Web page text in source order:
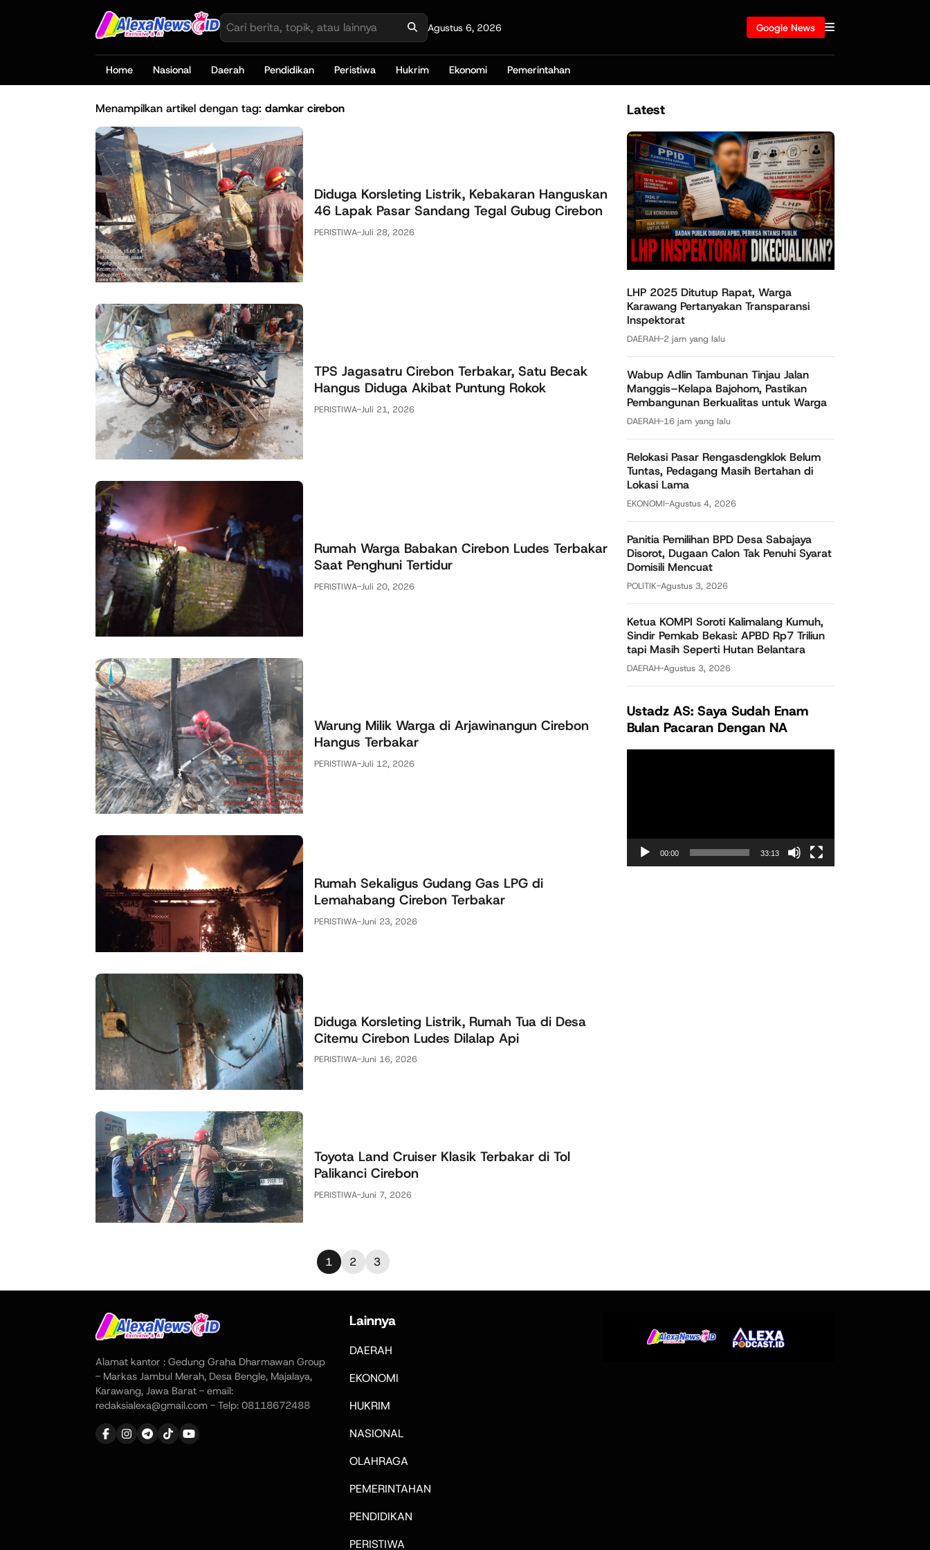
Agustus 6, 2026 Google News
Home Nasional Daerah Pendidikan Peristiwa Hukrim Ekonomi Pemerintahan
Menampilkan artikel dengan tag: damkar cirebon
Diduga Korsleting Listrik, Kebakaran Hanguskan
46 Lapak Pasar Sandang Tegal Gubug Cirebon
PERISTIWA-Juli 28, 2026
TPS Jagasatru Cirebon Terbakar, Satu Becak
Hangus Diduga Akibat Puntung Rokok
PERISTIWA-Juli 21, 2026
Rumah Warga Babakan Cirebon Ludes Terbakar
Saat Penghuni Tertidur
PERISTIWA-Juli 20, 2026
Warung Milik Warga di Arjawinangun Cirebon
Hangus Terbakar
PERISTIWA-Juli 12, 2026
Rumah Sekaligus Gudang Gas LPG di
Lemahabang Cirebon Terbakar
PERISTIWA-Juni 23, 2026
Diduga Korsleting Listrik, Rumah Tua di Desa
Citemu Cirebon Ludes Dilalap Api
PERISTIWA-Juni 16, 2026
Toyota Land Cruiser Klasik Terbakar di Tol
Palikanci Cirebon
PERISTIWA-Juni 7, 2026
1 2 3
Latest
LHP 2025 Ditutup Rapat, Warga
Karawang Pertanyakan Transparansi
Inspektorat
DAERAH-2 jam yang lalu
Wabup Adlin Tambunan Tinjau Jalan
Manggis–Kelapa Bajohom, Pastikan
Pembangunan Berkualitas untuk Warga
DAERAH-16 jam yang lalu
Relokasi Pasar Rengasdengklok Belum
Tuntas, Pedagang Masih Bertahan di
Lokasi Lama
EKONOMI-Agustus 4, 2026
Panitia Pemilihan BPD Desa Sabajaya
Disorot, Dugaan Calon Tak Penuhi Syarat
Domisili Mencuat
POLITIK-Agustus 3, 2026
Ketua KOMPI Soroti Kalimalang Kumuh,
Sindir Pemkab Bekasi: APBD Rp7 Triliun
tapi Masih Seperti Hutan Belantara
DAERAH-Agustus 3, 2026
Ustadz AS: Saya Sudah Enam
Bulan Pacaran Dengan NA
00:00 33:13
Alamat kantor : Gedung Graha Dharmawan Group
- Markas Jambul Merah, Desa Bengle, Majalaya,
Karawang, Jawa Barat - email:
redaksialexa@gmail.com - Telp: 08118672488
Lainnya
DAERAH
EKONOMI
HUKRIM
NASIONAL
OLAHRAGA
PEMERINTAHAN
PENDIDIKAN
PERISTIWA